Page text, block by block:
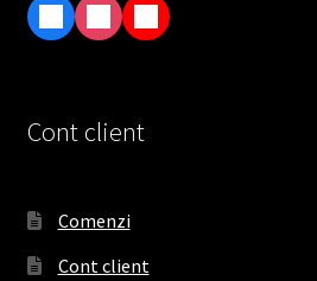
F
b
k
I
t
a
a
m
T
Cont client
Comenzi
Cont client